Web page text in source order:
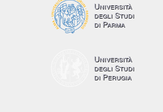
Università
degli Studi
di Parma
Università
degli Studi
di Perugia